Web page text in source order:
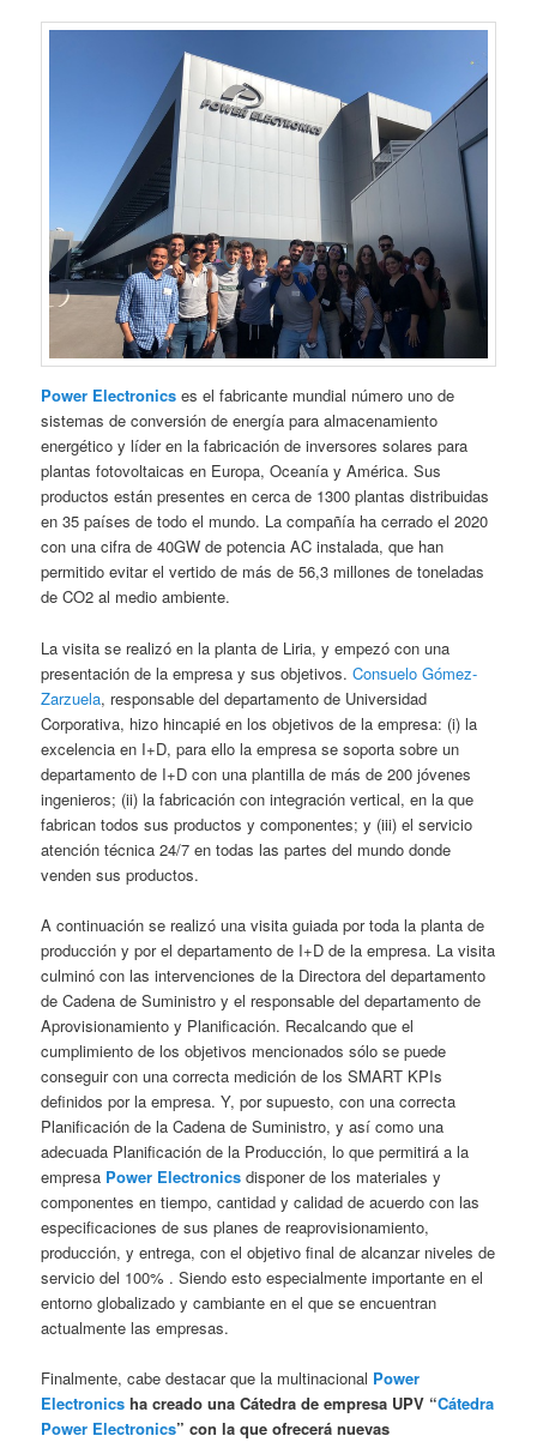
Power Electronics es el fabricante mundial número uno de
sistemas de conversión de energía para almacenamiento
energético y líder en la fabricación de inversores solares para
plantas fotovoltaicas en Europa, Oceanía y América. Sus
productos están presentes en cerca de 1300 plantas distribuidas
en 35 países de todo el mundo. La compañía ha cerrado el 2020
con una cifra de 40GW de potencia AC instalada, que han
permitido evitar el vertido de más de 56,3 millones de toneladas
de CO2 al medio ambiente.
La visita se realizó en la planta de Liria, y empezó con una
presentación de la empresa y sus objetivos.Consuelo Gómez-
Zarzuela, responsable del departamento de Universidad
Corporativa, hizo hincapié en los objetivos de la empresa: (i) la
excelencia en I+D, para ello la empresa se soporta sobre un
departamento de I+D con una plantilla de más de 200 jóvenes
ingenieros; (ii) la fabricación con integración vertical, en la que
fabrican todos sus productos y componentes; y (iii) el servicio
atención técnica 24/7 en todas las partes del mundo donde
venden sus productos.
A continuación se realizó una visita guiada por toda la planta de
producción y por el departamento de I+D de la empresa. La visita
culminó con las intervenciones de la Directora del departamento
de Cadena de Suministro y el responsable del departamento de
Aprovisionamiento y Planificación. Recalcando que el
cumplimiento de los objetivos mencionados sólo se puede
conseguir con una correcta medición de los SMART KPIs
definidos por la empresa. Y, por supuesto, con una correcta
Planificación de la Cadena de Suministro, y así como una
adecuada Planificación de la Producción, lo que permitirá a la
empresa Power Electronics disponer de los materiales y
componentes en tiempo, cantidad y calidad de acuerdo con las
especificaciones de sus planes de reaprovisionamiento,
producción, y entrega, con el objetivo final de alcanzar niveles de
servicio del 100% . Siendo esto especialmente importante en el
entorno globalizado y cambiante en el que se encuentran
actualmente las empresas.
Finalmente, cabe destacar que la multinacional Power
Electronics ha creado una Cátedra de empresa UPV “Cátedra
Power Electronics” con la que ofrecerá nuevas